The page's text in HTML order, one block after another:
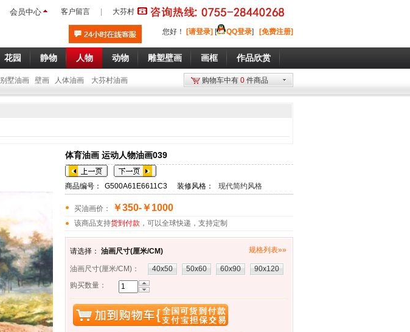
会员中心 客户留言 大芬村
您好 ！ [请登录] [ QQ登录] [免费注册]
花园 静物 人物 动物 雕塑壁画 画框 作品欣赏
别墅油画 壁画 人体油画 大芬村油画 购物车中有 0 件商品
体育油画 运动人物油画039
商品编号： G500A61E6611C3 装修风格： 现代简约风格
买油画价： ￥350-￥1000
该商品支持货到付款 ，可以全球快递，支持定制
请选择： 油画尺寸(厘米/CM) 规格列表»»
油画尺寸(厘米/CM) ： 40x50 50x60 60x90
90x120
购买数量：